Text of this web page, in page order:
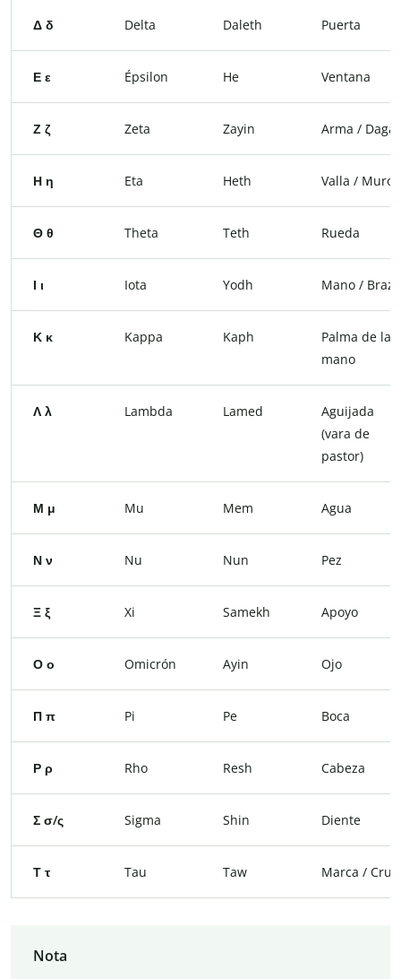
Δ δ Delta Daleth Puerta
Ε ε Épsilon He Ventana
Ζ ζ Zeta Zayin Arma / Daga
Η η Eta Heth Valla / Muro
Θ θ Theta Teth Rueda
Ι ι Iota Yodh Mano / Brazo
Κ κ Kappa Kaph
Palma de la
mano
Λ λ Lambda Lamed
Aguijada
(vara de
pastor)
Μ μ Mu Mem Agua
Ν ν Nu Nun Pez
Ξ ξ Xi Samekh Apoyo
Ο ο Omicrón Ayin Ojo
Π π Pi Pe Boca
Ρ ρ Rho Resh Cabeza
Σ σ/ς Sigma Shin Diente
Τ τ Tau Taw Marca / Cruz
Nota